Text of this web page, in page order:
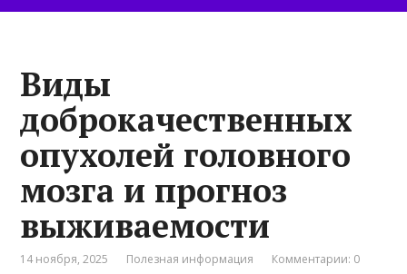
Виды
доброкачественных
опухолей головного
мозга и прогноз
выживаемости
14 ноября, 2025 Полезная информация Комментарии: 0